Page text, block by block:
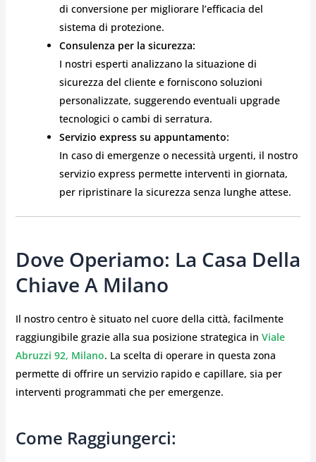
di conversione per migliorare l’efficacia del
sistema di protezione.
Consulenza per la sicurezza:
I nostri esperti analizzano la situazione di
sicurezza del cliente e forniscono soluzioni
personalizzate, suggerendo eventuali upgrade
tecnologici o cambi di serratura.
Servizio express su appuntamento:
In caso di emergenze o necessità urgenti, il nostro
servizio express permette interventi in giornata,
per ripristinare la sicurezza senza lunghe attese.
Dove Operiamo: La Casa Della
Chiave A Milano
Il nostro centro è situato nel cuore della città, facilmente
raggiungibile grazie alla sua posizione strategica in Viale
Abruzzi 92, Milano. La scelta di operare in questa zona
permette di offrire un servizio rapido e capillare, sia per
interventi programmati che per emergenze.
Come Raggiungerci: